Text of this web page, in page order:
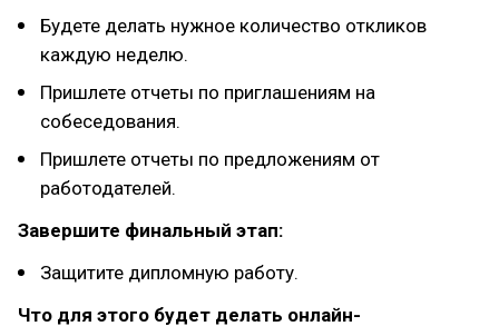
Будете делать нужное количество откликов
каждую неделю.
Пришлете отчеты по приглашениям на
собеседования.
Пришлете отчеты по предложениям от
работодателей.
Завершите финальный этап:
Защитите дипломную работу.
Что для этого будет делать онлайн-